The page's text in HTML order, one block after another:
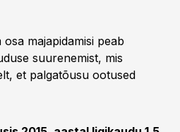
majapidamisi peab
suurenemist, mis
et palgatõusu ootused